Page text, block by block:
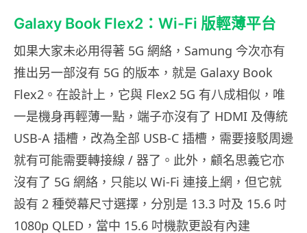
Galaxy Book Flex2：Wi-Fi 版輕薄平台
如果大家未必用得著 5G 網絡，Samung 今次亦有
推出另一部沒有 5G 的版本，就是 Galaxy Book
Flex2。在設計上，它與 Flex2 5G 有八成相似，唯
一是機身再輕薄一點，端子亦沒有了 HDMI 及傳統
USB-A 插槽，改為全部 USB-C 插槽，需要接駁周邊
就有可能需要轉接線 / 器了。此外，顧名思義它亦
沒有了 5G 網絡，只能以 Wi-Fi 連接上網，但它就
設有 2 種熒幕尺寸選擇，分別是 13.3 吋及 15.6 吋
1080p QLED，當中 15.6 吋機款更設有內建